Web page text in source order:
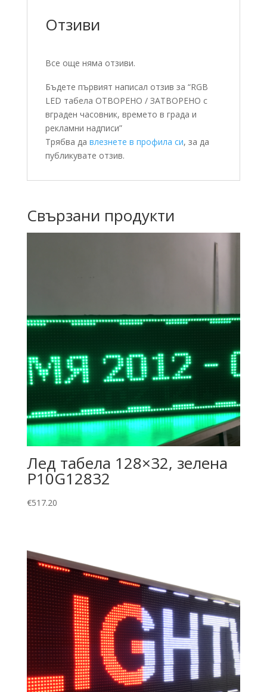
Отзиви
Все още няма отзиви.
Бъдете първият написал отзив за “RGB
LED табела ОТВОРЕНО / ЗАТВОРЕНО с
вграден часовник, времето в града и
рекламни надписи”
Трябва да влезнете в профила си, за да
публикувате отзив.
Свързани продукти
Лед табела 128×32, зелена
P10G12832
€517.20